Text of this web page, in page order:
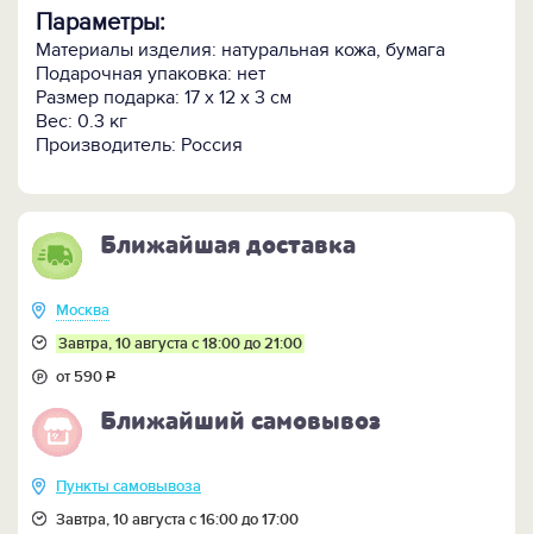
Параметры:
Материалы изделия: натуральная кожа, бумага
Подарочная упаковка: нет
Размер подарка: 17 х 12 х 3 см
Вес: 0.3 кг
Производитель: Россия
Ближайшая доставка
Москва
Завтра, 10 августа с 18:00 до 21:00
от 590Р
Ближайший самовывоз
Пункты самовывоза
Завтра, 10 августа с 16:00 до 17:00